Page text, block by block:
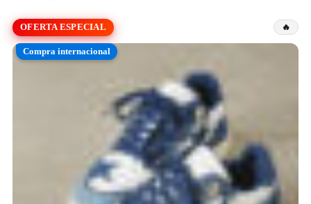
OFERTA ESPECIAL
Compra internacional